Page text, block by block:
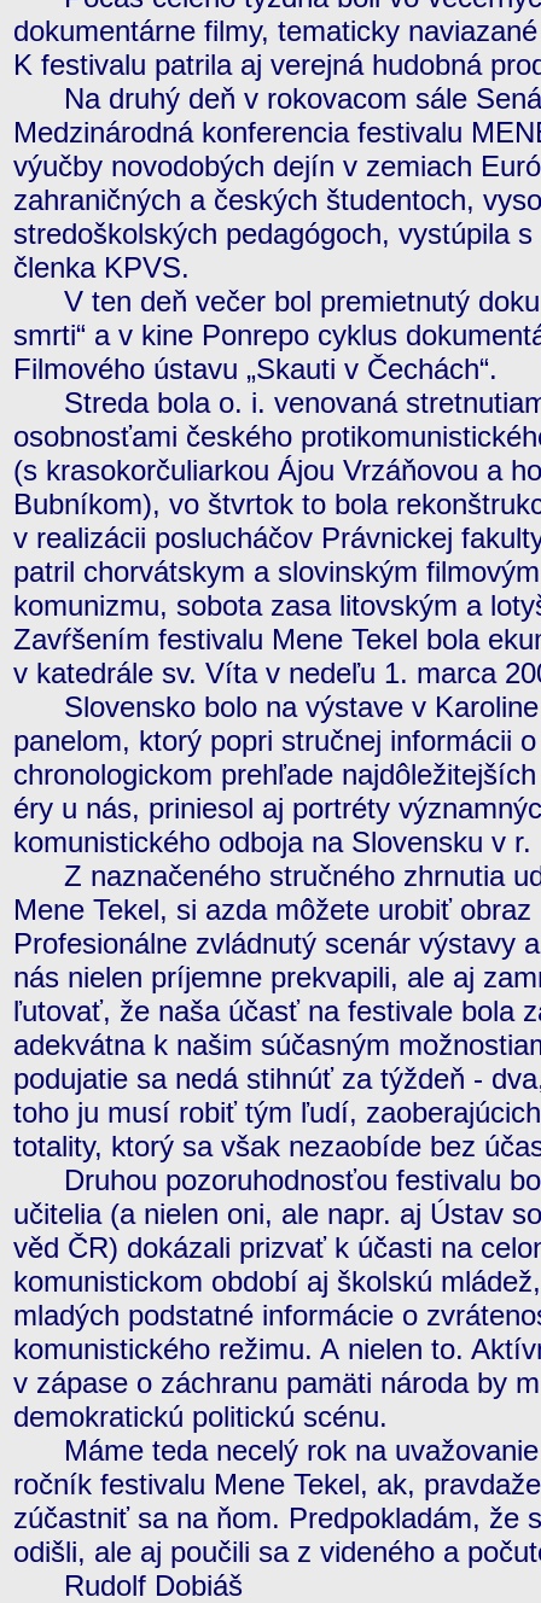
dokumentárne filmy, tematicky
K festivalu patrila aj verejná hudobná
Na druhý deň v rokovacom sále
Medzinárodná konferencia festivalu
výučby novodobých dejín v zemiach
zahraničných a českých študentoch,
stredoškolských pedagógoch, vystúpila
členka KPVS.
V ten deň večer bol premietnutý
smrti“ a v kine Ponrepo cyklus
Filmového ústavu „Skauti v Čechách“.
Streda bola o. i. venovaná
osobnosťami českého
(s krasokorčuliarkou Ájou Vrzáňovou a
Bubníkom), vo štvrtok to bola
v realizácii poslucháčov Právnickej
patril chorvátskym a slovinským
komunizmu, sobota zasa litovským a
Zavŕšením festivalu Mene Tekel bola
v katedrále sv. Víta v nedeľu 1. marca
Slovensko bolo na výstave v Karoline
panelom, ktorý popri stručnej informácii
chronologickom prehľade
éry u nás, priniesol aj portréty
komunistického odboja na Slovensku v
Z naznačeného stručného zhrnutia
Mene Tekel, si azda môžete urobiť
Profesionálne zvládnutý scenár výstavy
nás nielen príjemne prekvapili, ale aj
ľutovať, že naša účasť na festivale bola
adekvátna k našim súčasným
podujatie sa nedá stihnúť za týždeň -
toho ju musí robiť tým ľudí,
totality, ktorý sa však nezaobíde bez
Druhou pozoruhodnosťou festivalu
učitelia (a nielen oni, ale napr. aj Ústav
věd ČR) dokázali prizvať k účasti na
komunistickom období aj školskú
mladých podstatné informácie o
komunistického režimu. A nielen to.
v zápase o záchranu pamäti národa by
demokratickú politickú scénu.
Máme teda necelý rok na
ročník festivalu Mene Tekel, ak,
zúčastniť sa na ňom. Predpokladám, že
odišli, ale aj poučili sa z videného a
Rudolf Dobiáš